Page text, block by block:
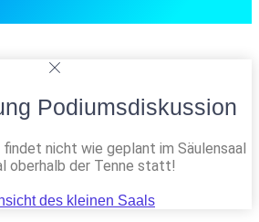
Podiumsdiskussion
findet nicht wie geplant im Säulensaal
oberhalb der Tenne statt!
des kleinen Saals